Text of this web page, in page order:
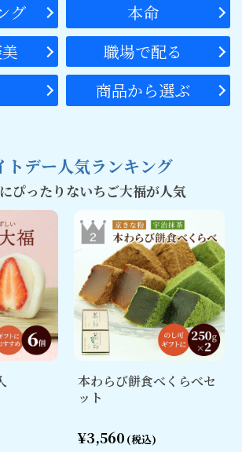
グ
本命
職場で配る
商品から選ぶ
トデー人気ランキング
ぴったりないちご大福が人気
本わらび餅食べくらべセ
ット
¥3,560 (税込)